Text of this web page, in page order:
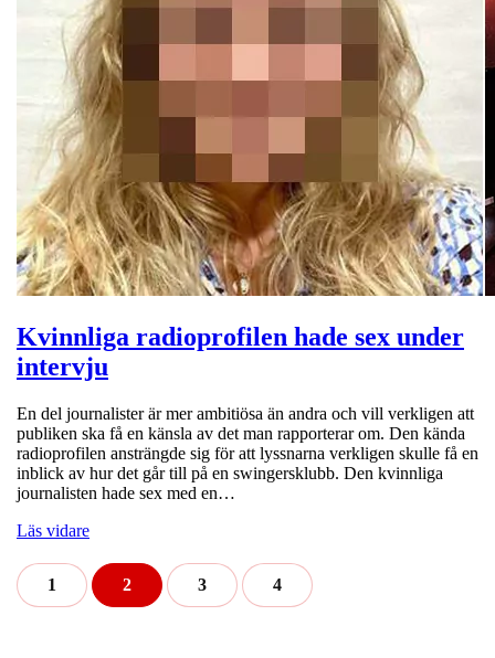
Kvinnliga radioprofilen hade sex under
intervju
En del journalister är mer ambitiösa än andra och vill verkligen att
publiken ska få en känsla av det man rapporterar om. Den kända
radioprofilen ansträngde sig för att lyssnarna verkligen skulle få en
inblick av hur det går till på en swingersklubb. Den kvinnliga
journalisten hade sex med en…
Läs vidare
1 2 3 4